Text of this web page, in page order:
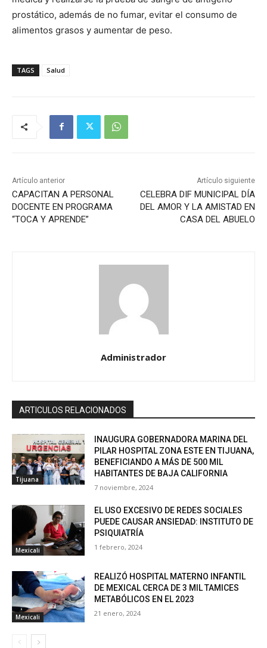
prostático, además de no fumar, evitar el consumo de
alimentos grasos y aumentar de peso.
TAGS Salud
Artículo anterior
CAPACITAN A PERSONAL
DOCENTE EN PROGRAMA
“TOCA Y APRENDE”
Artículo siguiente
CELEBRA DIF MUNICIPAL DÍA
DEL AMOR Y LA AMISTAD EN
CASA DEL ABUELO
Administrador
ARTICULOS RELACIONADOS
Tijuana
INAUGURA GOBERNADORA MARINA DEL
PILAR HOSPITAL ZONA ESTE EN TIJUANA,
BENEFICIANDO A MÁS DE 500 MIL
HABITANTES DE BAJA CALIFORNIA
7 noviembre, 2024
Mexicali
EL USO EXCESIVO DE REDES SOCIALES
PUEDE CAUSAR ANSIEDAD: INSTITUTO DE
PSIQUIATRÍA
1 febrero, 2024
Mexicali
REALIZÓ HOSPITAL MATERNO INFANTIL
DE MEXICAL CERCA DE 3 MIL TAMICES
METABÓLICOS EN EL 2023
21 enero, 2024